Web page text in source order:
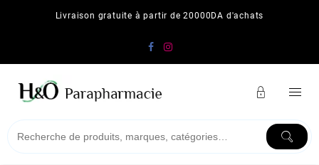
Livraison gratuite à partir de 20000DA d'achats